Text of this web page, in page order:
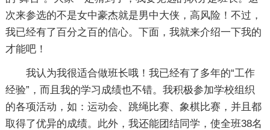
次来参选的不是女中豪杰就是男中大侠，高风险！不过，
我已经有了百分之百的信心。下面，我就来介绍一下我的
才能吧！
我认为我很适合做班长哦！我已经有了多年的“工作
经验”，而且我的学习成绩也不错。我积极参加学校组织
的各项活动，如：运动会、跳绳比赛、象棋比赛，并且都
取得了优异的成绩。此外，我还能团结同学，使全班38名